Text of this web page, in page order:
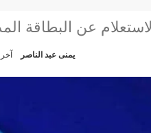
عن البطاقة
يمنى عبد الناصر آخر